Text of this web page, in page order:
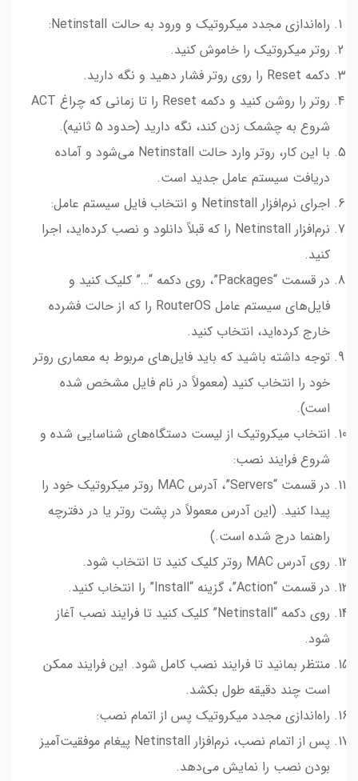
راه‌اندازی مجدد میکروتیک و ورود به حالت Netinstall:
روتر میکروتیک را خاموش کنید.
دکمه Reset را روی روتر فشار دهید و نگه دارید.
روتر را روشن کنید و دکمه Reset را تا زمانی که چراغ ACT
شروع به چشمک زدن کند، نگه دارید (حدود 5 ثانیه).
با این کار، روتر وارد حالت Netinstall می‌شود و آماده
دریافت سیستم عامل جدید است.
اجرای نرم‌افزار Netinstall و انتخاب فایل سیستم عامل:
نرم‌افزار Netinstall را که قبلاً دانلود و نصب کرده‌اید، اجرا
کنید.
در قسمت “Packages”، روی دکمه “…” کلیک کنید و
فایل‌های سیستم عامل RouterOS را که از حالت فشرده
خارج کرده‌اید، انتخاب کنید.
توجه داشته باشید که باید فایل‌های مربوط به معماری روتر
خود را انتخاب کنید (معمولاً در نام فایل مشخص شده
است).
انتخاب میکروتیک از لیست دستگاه‌های شناسایی شده و
شروع فرایند نصب:
در قسمت “Servers”، آدرس MAC روتر میکروتیک خود را
پیدا کنید. (این آدرس معمولاً در پشت روتر یا در دفترچه
راهنما درج شده است.)
روی آدرس MAC روتر کلیک کنید تا انتخاب شود.
در قسمت “Action”، گزینه “Install” را انتخاب کنید.
روی دکمه “Netinstall” کلیک کنید تا فرایند نصب آغاز
شود.
منتظر بمانید تا فرایند نصب کامل شود. این فرایند ممکن
است چند دقیقه طول بکشد.
راه‌اندازی مجدد میکروتیک پس از اتمام نصب:
پس از اتمام نصب، نرم‌افزار Netinstall پیغام موفقیت‌آمیز
بودن نصب را نمایش می‌دهد.